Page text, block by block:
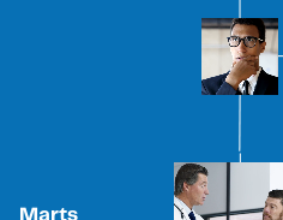
Marts